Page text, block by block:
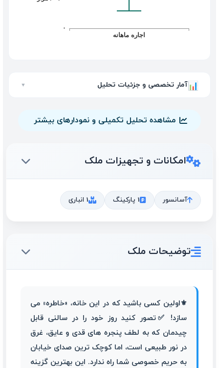
📊 آمار تخصصی و جزئیات تحلیل ▼
مشاهده تحلیل تکمیلی و نمودارهای بیشتر
امکانات و تجهیزات ملک
آسانسور 1 پارکینگ 1 انباری
توضیحات ملک
⚜️اولین کسی باشید که در این خانه، «خاطره» می
سازد! ✅تصور کنید روز خود را در سالنی قابل
چیدمان که به لطف پنجره های قدی و عایق، غرق
در نور طبیعی است، اما کوچک ترین صدای خیابان
به حریم خصوصی شما راه ندارد. این بهترین گزینه